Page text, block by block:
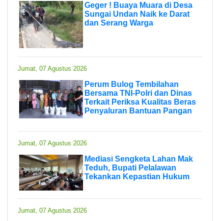
Geger ! Buaya Muara di Desa
Sungai Undan Naik ke Darat
dan Serang Warga
Jumat, 07 Agustus 2026
Perum Bulog Tembilahan
Bersama TNI-Polri dan Dinas
Terkait Periksa Kualitas Beras
Penyaluran Bantuan Pangan
Jumat, 07 Agustus 2026
Mediasi Sengketa Lahan Mak
Teduh, Bupati Pelalawan
Tekankan Kepastian Hukum
Jumat, 07 Agustus 2026